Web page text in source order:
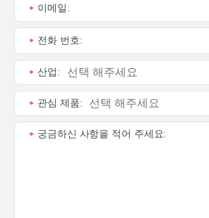
이메일:
*
전화 번호:
*
산업:
*
관심 제품:
*
궁금하신 사항을 적어 주세요:
*